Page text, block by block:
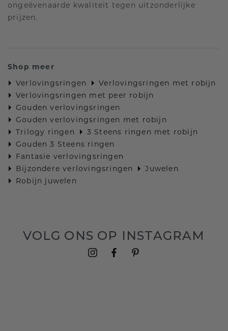
ongeëvenaarde kwaliteit tegen uitzonderlijke
prijzen.
Shop meer
Verlovingsringen
Verlovingsringen met robijn
Verlovingsringen met peer robijn
Gouden verlovingsringen
Gouden verlovingsringen met robijn
Trilogy ringen
3 Steens ringen met robijn
Gouden 3 Steens ringen
Fantasie verlovingsringen
Bijzondere verlovingsringen
Juwelen
Robijn juwelen
VOLG ONS OP INSTAGRAM